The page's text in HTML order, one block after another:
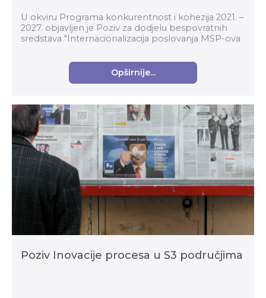
U okviru Programa konkurentnost i kohezija 2021. –
2027. objavljen je Poziv za dodjelu bespovratnih
sredstava "Internacionalizacija poslovanja MSP-ova
Opširnije...
Poziv Inovacije procesa u S3 područjima